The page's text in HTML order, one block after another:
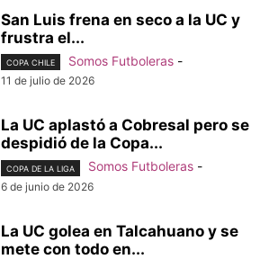
San Luis frena en seco a la UC y
frustra el...
COPA CHILE Somos Futboleras -
11 de julio de 2026
La UC aplastó a Cobresal pero se
despidió de la Copa...
COPA DE LA LIGA Somos Futboleras -
6 de junio de 2026
La UC golea en Talcahuano y se
mete con todo en...